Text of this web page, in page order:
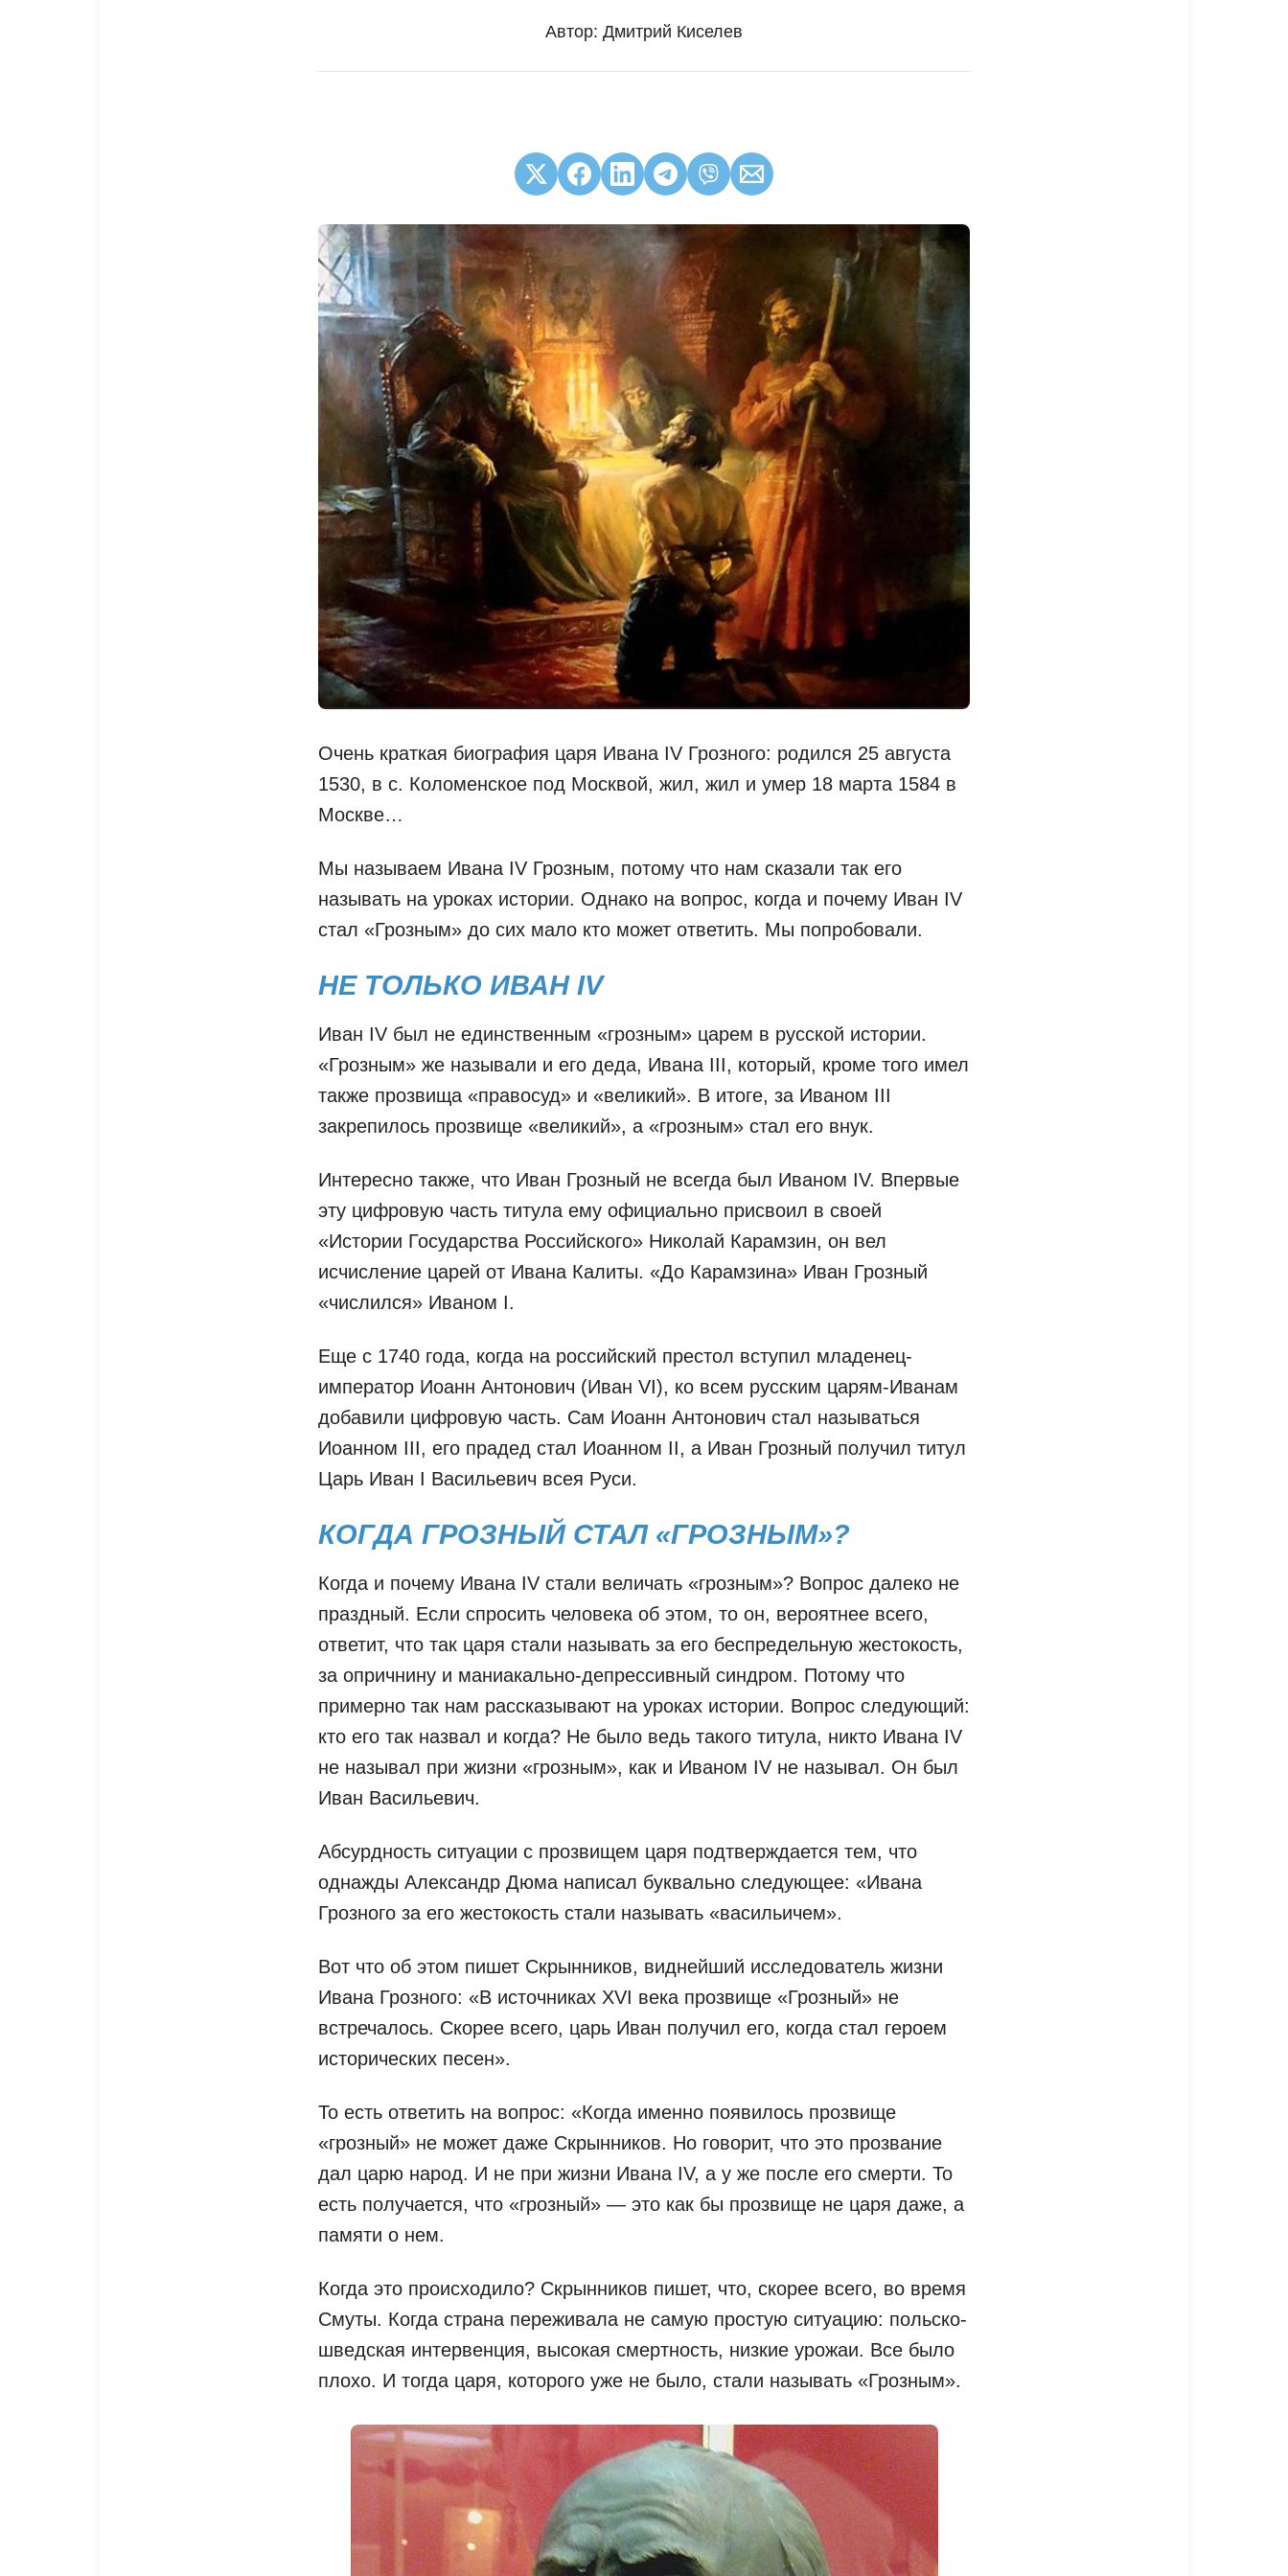
Автор: Дмитрий Киселев
Очень краткая биография царя Ивана IV Грозного: родился 25 августа
1530, в с. Коломенское под Москвой, жил, жил и умер 18 марта 1584 в
Москве…
Мы называем Ивана IV Грозным, потому что нам сказали так его
называть на уроках истории. Однако на вопрос, когда и почему Иван IV
стал «Грозным» до сих мало кто может ответить. Мы попробовали.
НЕ ТОЛЬКО ИВАН IV
Иван IV был не единственным «грозным» царем в русской истории.
«Грозным» же называли и его деда, Ивана III, который, кроме того имел
также прозвища «правосуд» и «великий». В итоге, за Иваном III
закрепилось прозвище «великий», а «грозным» стал его внук.
Интересно также, что Иван Грозный не всегда был Иваном IV. Впервые
эту цифровую часть титула ему официально присвоил в своей
«Истории Государства Российского» Николай Карамзин, он вел
исчисление царей от Ивана Калиты. «До Карамзина» Иван Грозный
«числился» Иваном I.
Еще с 1740 года, когда на российский престол вступил младенец-
император Иоанн Антонович (Иван VI), ко всем русским царям-Иванам
добавили цифровую часть. Сам Иоанн Антонович стал называться
Иоанном III, его прадед стал Иоанном II, а Иван Грозный получил титул
Царь Иван I Васильевич всея Руси.
КОГДА ГРОЗНЫЙ СТАЛ «ГРОЗНЫМ»?
Когда и почему Ивана IV стали величать «грозным»? Вопрос далеко не
праздный. Если спросить человека об этом, то он, вероятнее всего,
ответит, что так царя стали называть за его беспредельную жестокость,
за опричнину и маниакально-депрессивный синдром. Потому что
примерно так нам рассказывают на уроках истории. Вопрос следующий:
кто его так назвал и когда? Не было ведь такого титула, никто Ивана IV
не называл при жизни «грозным», как и Иваном IV не называл. Он был
Иван Васильевич.
Абсурдность ситуации с прозвищем царя подтверждается тем, что
однажды Александр Дюма написал буквально следующее: «Ивана
Грозного за его жестокость стали называть «васильичем».
Вот что об этом пишет Скрынников, виднейший исследователь жизни
Ивана Грозного: «В источниках XVI века прозвище «Грозный» не
встречалось. Скорее всего, царь Иван получил его, когда стал героем
исторических песен».
То есть ответить на вопрос: «Когда именно появилось прозвище
«грозный» не может даже Скрынников. Но говорит, что это прозвание
дал царю народ. И не при жизни Ивана IV, а у же после его смерти. То
есть получается, что «грозный» — это как бы прозвище не царя даже, а
памяти о нем.
Когда это происходило? Скрынников пишет, что, скорее всего, во время
Смуты. Когда страна переживала не самую простую ситуацию: польско-
шведская интервенция, высокая смертность, низкие урожаи. Все было
плохо. И тогда царя, которого уже не было, стали называть «Грозным».